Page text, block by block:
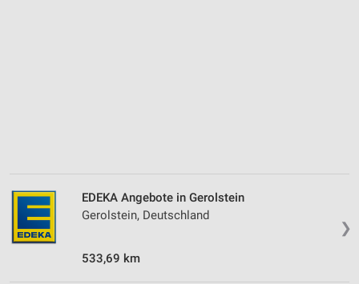
❯
EDEKA Angebote in Gerolstein
Gerolstein, Deutschland
533,69 km
Analyse von Zielgruppen durch Statistiken oder
Kombinationen von Daten aus verschiedenen
Entwicklung und Verbesserung der Angebote